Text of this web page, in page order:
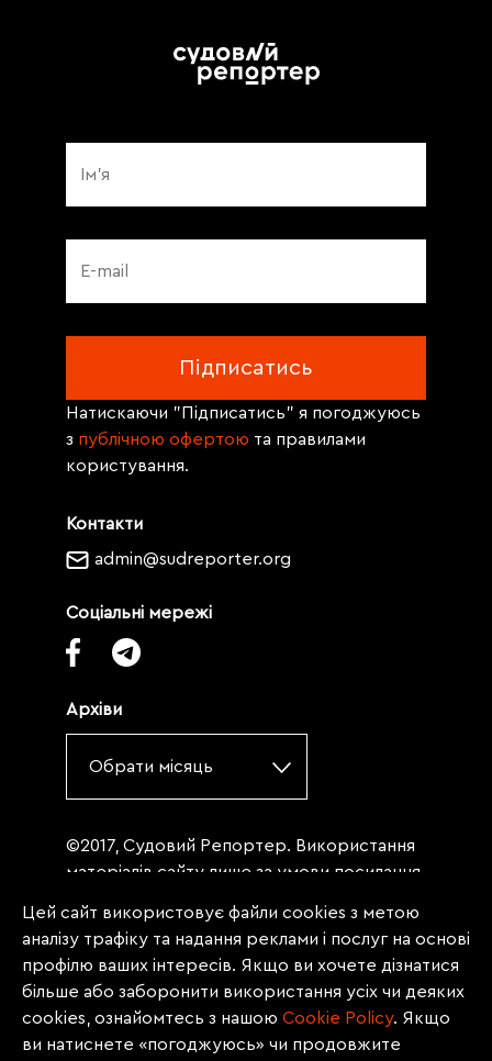
Контакти
admin@sudreporter.org
Соціальні мережі
Архіви
Обрати місяць
Натискаючи "Підписатись" я погоджуюсь
з публічною офертою та правилами
користування.
©2017, Судовий Репортер. Використання
матеріалів сайту лише за умови посилання
«Судовий репортер» не нижче третього
абзацу. Матеріали, щодо яких міститься
заборона на повну републікацію
(передрук, копіювання, відтворення або
інше використання), заборонено
передруковувати без згоди редакції.
Цей сайт використовує файли cookies з метою
аналізу трафіку та надання реклами і послуг на основі
профілю ваших інтересів. Якщо ви хочете дізнатися
більше або заборонити використання усіх чи деяких
cookies, ознайомтесь з нашою Сookie Policy. Якщо
ви натиснете «погоджуюсь» чи продовжите